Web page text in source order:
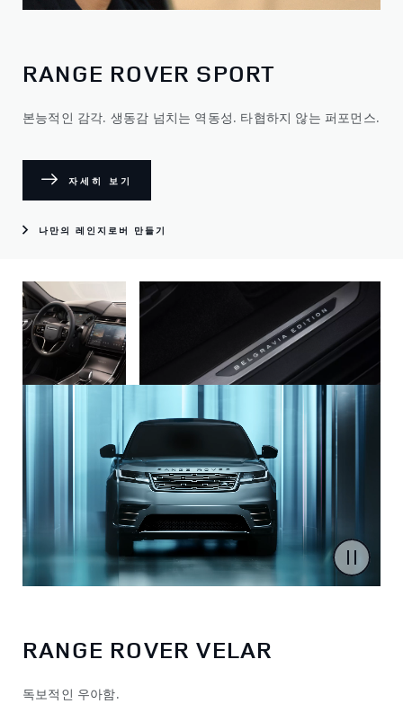
RANGE ROVER SPORT
본능적인 감각. 생동감 넘치는 역동성. 타협하지 않는 퍼포먼스.
자세히 보기
나만의 레인지로버 만들기
RANGE ROVER VELAR
독보적인 우아함.